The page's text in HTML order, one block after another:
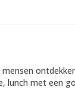
lunch met een